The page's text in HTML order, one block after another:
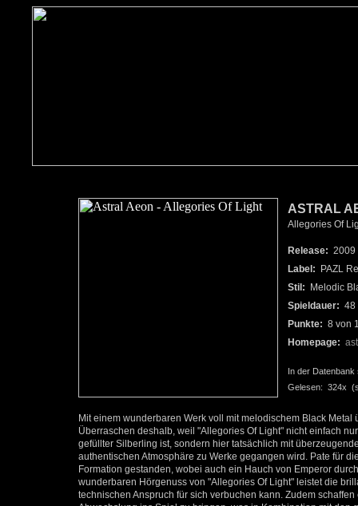
ASTRAL
Allegories Of
Release: 2009
Label: PAZL
Stil: Melodic
Spieldauer: 48
Punkte: 8 von
Homepage:
In der Datenbank
Gelesen: 324x
Mit einem wunderbaren Werk voll mit melodischem Black
Überraschen deshalb, weil "Allegories Of Light" nicht einfach
gefüllter Silberling ist, sondern hier tatsächlich mit
authentischen Atmosphäre zu Werke gegangen wird. Pate für
Formation gestanden, wobei auch ein Hauch von Emperor
wunderbaren Hörgenuss von "Allegories Of Light" leistet die
technischen Anspruch für sich verbuchen kann. Zudem